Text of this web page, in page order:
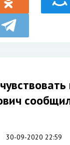
30-09-2020 22:59